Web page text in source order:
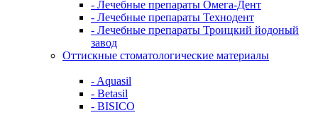
- Лечебные препараты Омега-Дент
- Лечебные препараты Технодент
- Лечебные препараты Троицкий йодоный
завод
Оттискные стоматологические материалы
- Aquasil
- Betasil
- BISICO